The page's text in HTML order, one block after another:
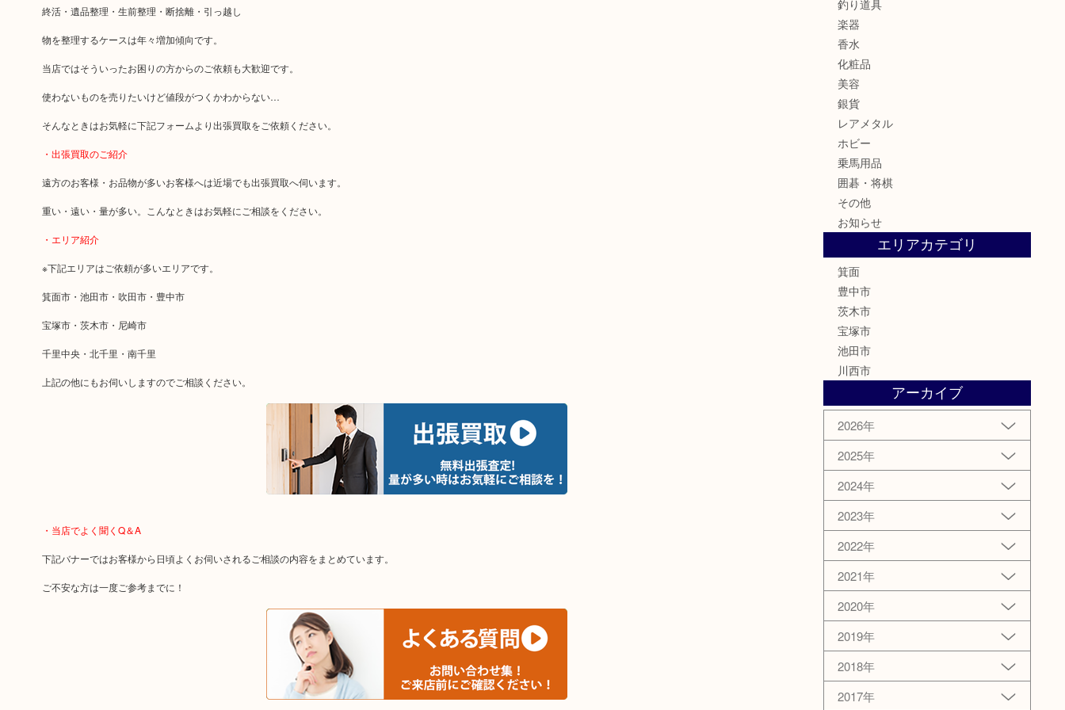
終活・遺品整理・生前整理・断捨離・引っ越し
物を整理するケースは年々増加傾向です。
当店ではそういったお困りの方からのご依頼も大歓迎です。
使わないものを売りたいけど値段がつくかわからない…
そんなときはお気軽に下記フォームより出張買取をご依頼ください。
・出張買取のご紹介
遠方のお客様・お品物が多いお客様へは近場でも出張買取へ伺います。
重い・遠い・量が多い。こんなときはお気軽にご相談をください。
・エリア紹介
※下記エリアはご依頼が多いエリアです。
箕面市・池田市・吹田市・豊中市
宝塚市・茨木市・尼崎市
千里中央・北千里・南千里
上記の他にもお伺いしますのでご相談ください。
・当店でよく聞くQ＆A
下記バナーではお客様から日頃よくお伺いされるご相談の内容をまとめています。
ご不安な方は一度ご参考までに！
釣り道具
楽器
香水
化粧品
美容
銀貨
レアメタル
ホビー
乗馬用品
囲碁・将棋
その他
お知らせ
エリアカテゴリ
箕面
豊中市
茨木市
宝塚市
池田市
川西市
アーカイブ
2026年
2025年
2024年
2023年
2022年
2021年
2020年
2019年
2018年
2017年